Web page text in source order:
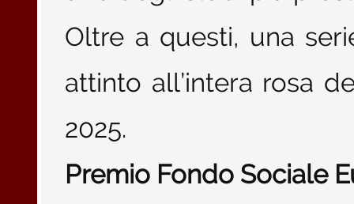
Oltre a questi, una
attinto all’intera rosa
2025.
Premio Fondo Sociale